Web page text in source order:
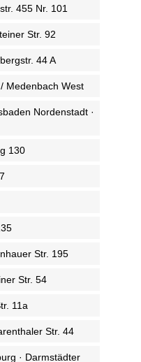
455 Nr. 101
Str. 92
44 A
Medenbach West
Nordenstadt ·
130
Str. 195
Str. 54
11a
Str. 44
· Darmstädter